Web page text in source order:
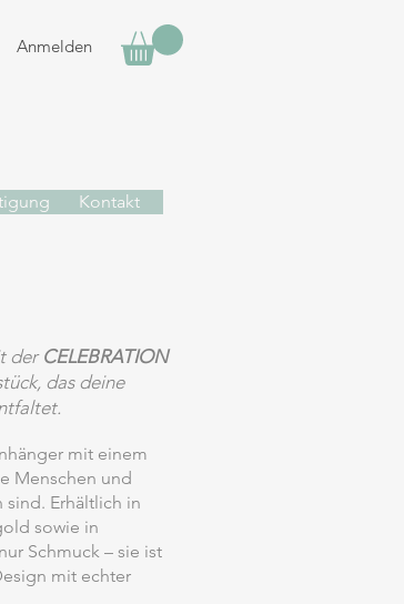
Anmelden
Kontakt
der CELEBRATION
das deine
mit einem
Menschen und
Erhältlich in
sowie in
Schmuck – sie ist
mit echter